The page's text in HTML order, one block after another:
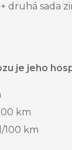
druhá sada
je jeho
km
100 km